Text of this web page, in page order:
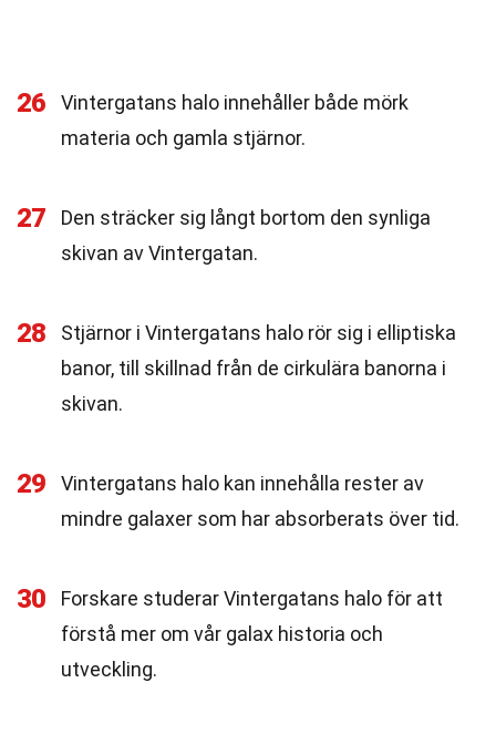
26
Vintergatans halo innehåller både mörk
materia och gamla stjärnor.
27
Den sträcker sig långt bortom den synliga
skivan av Vintergatan.
28
Stjärnor i Vintergatans halo rör sig i elliptiska
banor, till skillnad från de cirkulära banorna i
skivan.
29
Vintergatans halo kan innehålla rester av
mindre galaxer som har absorberats över tid.
30
Forskare studerar Vintergatans halo för att
förstå mer om vår galax historia och
utveckling.